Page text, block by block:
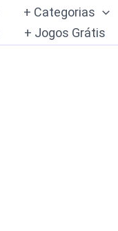
+ Categorias
+ Jogos Grátis